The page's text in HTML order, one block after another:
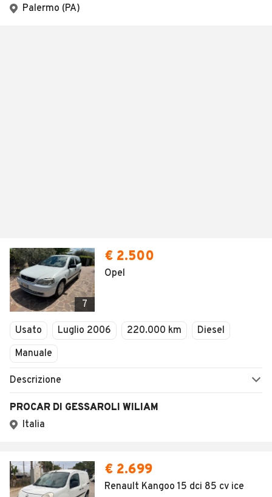
Palermo (PA)
7
€ 2.500
Opel
Usato Luglio 2006 220.000 km
Diesel
Manuale
Descrizione
PROCAR DI GESSAROLI WILIAM
Italia
€ 2.699
Renault Kangoo 15 dci 85 cv ice